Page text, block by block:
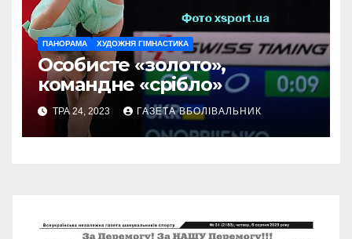
ПАНОРАМА ХУДОЖНЯ ГІМНАСТИКА
Особисте «золото»,
командне «срібло»
ТРА 24, 2023 ГАЗЕТА ВБОЛІВАЛЬНИК